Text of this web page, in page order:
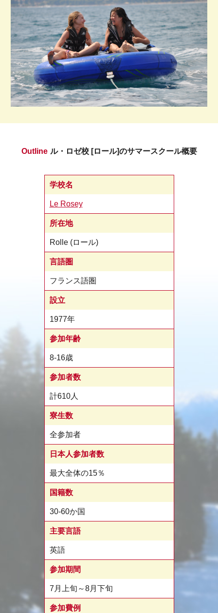
Outline ル・ロゼ校 [ロール]のサマースクール概要
学校名
Le Rosey
所在地
Rolle (ロール)
言語圏
フランス語圏
設立
1977年
参加年齢
8-16歳
参加者数
計610人
寮生数
全参加者
日本人参加者数
最大全体の15％
国籍数
30-60か国
主要言語
英語
参加期間
7月上旬～8月下旬
参加費例